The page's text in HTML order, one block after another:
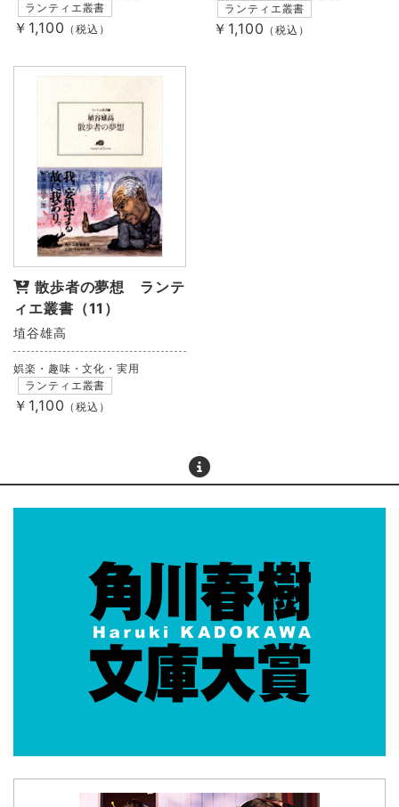
ランティエ叢書
￥1,100 （税込）
ランティエ叢書
￥1,100 （税込）
散歩者の夢想 ランテ
ィエ叢書（11）
埴谷雄高
娯楽・趣味・文化・実用
ランティエ叢書
￥1,100 （税込）